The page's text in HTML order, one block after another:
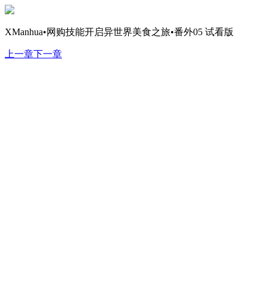
XManhua•网购技能开启异世界美食之旅•番外05 试看版
上一章下一章